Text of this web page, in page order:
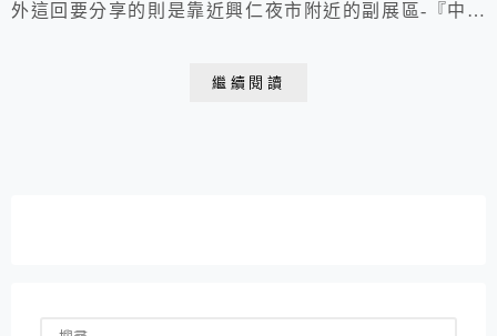
外這回要分享的則是靠近興仁夜市附近的副展區-『中大
活動網站請點我 藝遊八塊厝展區-中大公園 活動展期：
繼續閱讀